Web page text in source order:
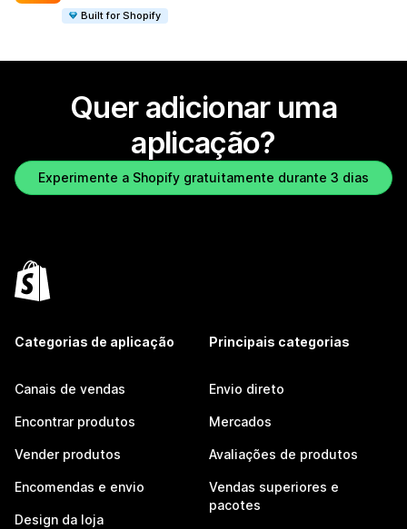
Built for Shopify
Quer adicionar uma
aplicação?
Experimente a Shopify gratuitamente durante 3 dias
Categorias de aplicação
Canais de vendas
Encontrar produtos
Vender produtos
Encomendas e envio
Design da loja
Principais categorias
Envio direto
Mercados
Avaliações de produtos
Vendas superiores e
pacotes